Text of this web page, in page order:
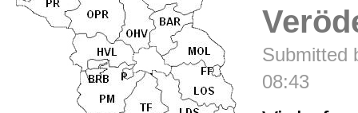
Submitted
08:43